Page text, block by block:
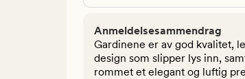
Anmeldelsesammendrag
Gardinene er av god kvalitet,
design som slipper lys inn,
rommet et elegant og luftig